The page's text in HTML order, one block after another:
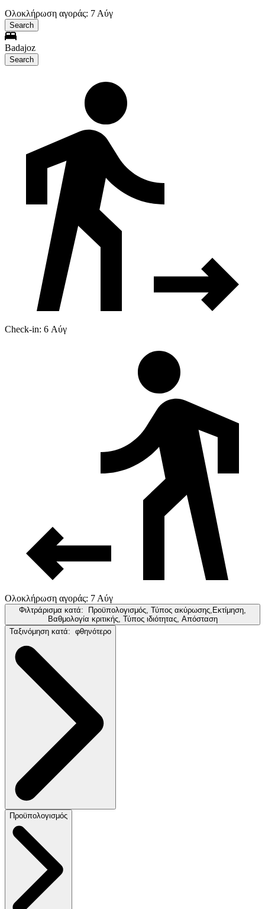
Ολοκλήρωση αγοράς: 7 Αύγ
Search
Badajoz
Search
Check-in: 6 Αύγ
Ολοκλήρωση αγοράς: 7 Αύγ
Φιλτράρισμα κατά:
Προϋπολογισμός, Τύπος ακύρωσης,Εκτίμηση,
Βαθμολογία κριτικής, Τύπος ιδιότητας, Απόσταση
Ταξινόμηση κατά: φθηνότερο
Προϋπολογισμός